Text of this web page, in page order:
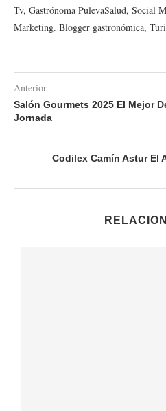
Tv, Gastrónoma PulevaSalud, Social
Marketing. Blogger gastronómica,
Anterior
Salón Gourmets 2025 El Mejor
Jornada
Codilex Camín Astur El